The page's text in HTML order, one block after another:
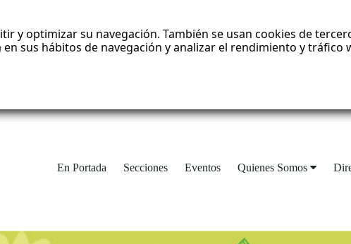
y optimizar su navegación. También se usan cookies de
sus hábitos de navegación y analizar el rendimiento y tráfico
En Portada Secciones Eventos Quienes Somos